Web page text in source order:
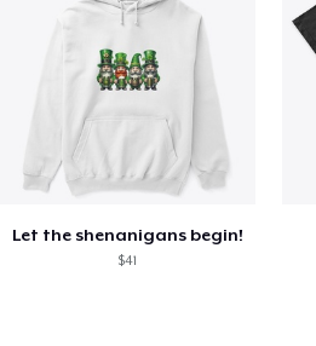
Let the shenanigans begin!
$41